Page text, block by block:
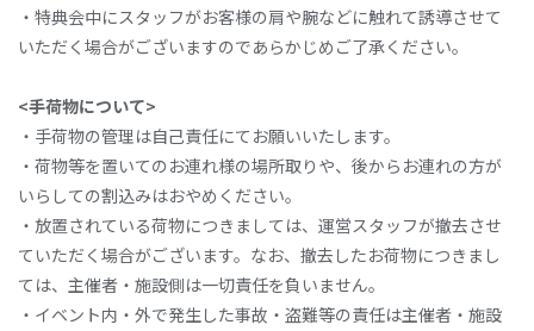
・特典会中にスタッフがお客様の肩や腕などに触れて誘導させて
いただく場合がございますのであらかじめご了承ください。
<手荷物について>
・手荷物の管理は自己責任にてお願いいたします。
・荷物等を置いてのお連れ様の場所取りや、後からお連れの方が
いらしての割込みはおやめください。
・放置されている荷物につきましては、運営スタッフが撤去させ
ていただく場合がございます。なお、撤去したお荷物につきまし
ては、主催者・施設側は一切責任を負いません。
・イベント内・外で発生した事故・盗難等の責任は主催者・施設